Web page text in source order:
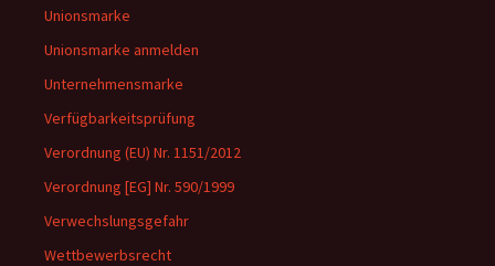
Unionsmarke
Unionsmarke anmelden
Unternehmensmarke
Verfügbarkeitsprüfung
Verordnung (EU) Nr. 1151/2012
Verordnung [EG] Nr. 590/1999
Verwechslungsgefahr
Wettbewerbsrecht